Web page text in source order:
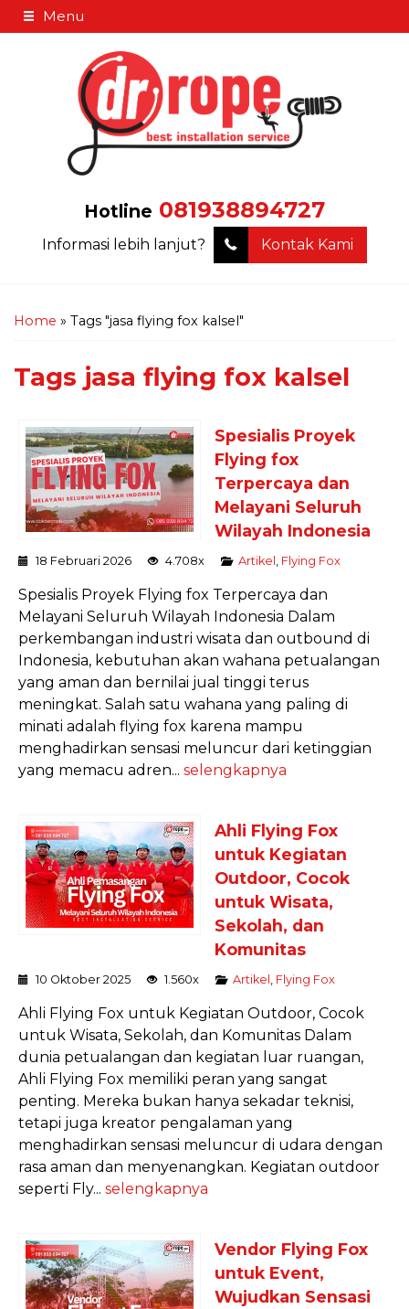
Menu
Hotline 081938894727
Informasi lebih lanjut? Kontak Kami
Home » Tags "jasa flying fox kalsel"
Tags jasa flying fox kalsel
Spesialis Proyek
Flying fox
Terpercaya dan
Melayani Seluruh
Wilayah Indonesia
18 Februari 2026 4.708x Artikel Flying Fox
Spesialis Proyek Flying fox Terpercaya dan
Melayani Seluruh Wilayah Indonesia Dalam
perkembangan industri wisata dan outbound di
Indonesia, kebutuhan akan wahana petualangan
yang aman dan bernilai jual tinggi terus
meningkat. Salah satu wahana yang paling di
minati adalah flying fox karena mampu
menghadirkan sensasi meluncur dari ketinggian
yang memacu adren... selengkapnya
Ahli Flying Fox
untuk Kegiatan
Outdoor, Cocok
untuk Wisata,
Sekolah, dan
Komunitas
10 Oktober 2025 1.560x Artikel Flying Fox
Ahli Flying Fox untuk Kegiatan Outdoor, Cocok
untuk Wisata, Sekolah, dan Komunitas Dalam
dunia petualangan dan kegiatan luar ruangan,
Ahli Flying Fox memiliki peran yang sangat
penting. Mereka bukan hanya sekadar teknisi,
tetapi juga kreator pengalaman yang
menghadirkan sensasi meluncur di udara dengan
rasa aman dan menyenangkan. Kegiatan outdoor
seperti Fly... selengkapnya
Vendor Flying Fox
untuk Event,
Wujudkan Sensasi